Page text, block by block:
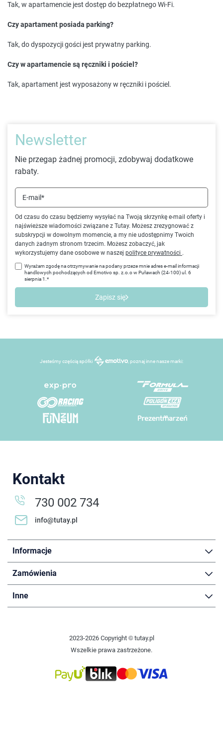
Tak, w apartamencie jest dostęp do bezpłatnego Wi-Fi.
Czy apartament posiada parking?
Tak, do dyspozycji gości jest prywatny parking.
Czy w apartamencie są ręczniki i pościel?
Tak, apartament jest wyposażony w ręczniki i pościel.
Newsletter
Nie przegap żadnej promocji, zdobywaj dodatkowe
rabaty.
Od czasu do czasu będziemy wysyłać na Twoją skrzynkę e-mail oferty i
najświeższe wiadomości związane z Tutay. Możesz zrezygnować z
subskrypcji w dowolnym momencie, a my nie udostępnimy Twoich
danych żadnym stronom trzecim. Możesz zobaczyć, jak
wykorzystujemy dane osobowe w naszej polityce prywatności .
E-mail*
Wyrażam zgodę na otrzymywanie na podany przeze mnie adres e-mail informacji
handlowych pochodzących od Emotivo sp. z.o.o w Puławach (24-100) ul. 6
sierpnia 1.*
Zapisz się
Jesteśmy częścią spółki , poznaj inne nasze marki:
Kontakt
730 002 734
info@tutay.pl
Informacje
Zamówienia
Inne
2023-2026 Copyright © tutay.pl
Wszelkie prawa zastrzeżone.